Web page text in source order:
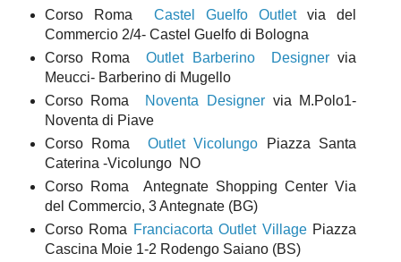
Corso Roma Castel Guelfo Outletvia del
Commercio 2/4- Castel Guelfo di Bologna
Corso RomaOutlet Barberino Designer via
Meucci- Barberino di Mugello
Corso Roma
Noventa Designervia M.Polo1-
Noventa di Piave
Corso Roma Outlet Vicolungo Piazza Santa
Caterina -Vicolungo NO
Corso Roma Antegnate Shopping Center Via
del Commercio, 3 Antegnate (BG)
Corso Roma Franciacorta Outlet VillagePiazza
Cascina Moie 1-2 Rodengo Saiano (BS)